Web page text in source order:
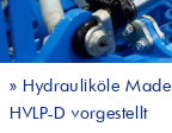
» Hydrauliköle Made
HVLP-D vorgestellt